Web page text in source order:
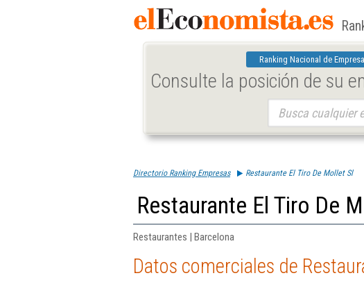
Ranking Nacional de
Consulte la posición de su
Directorio Ranking Empresas Restaurante El Tiro De Mollet Sl
Restaurante El Tiro De
Restaurantes | Barcelona
Datos comerciales de